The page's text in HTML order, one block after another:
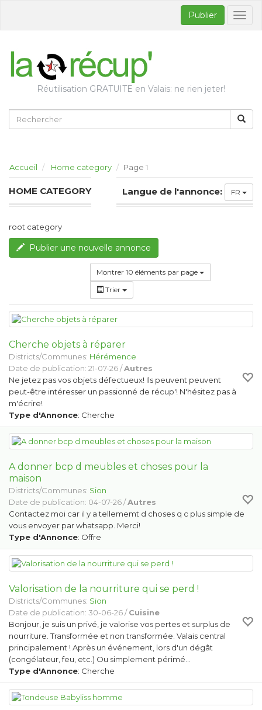
Publier
Réutilisation GRATUITE en Valais: ne rien jeter!
Accueil Home category Page 1
HOME CATEGORY Langue de l'annonce: FR
root category
Publier une nouvelle annonce
Montrer 10 éléments par page
Trier
Cherche objets à réparer
Districts/Communes: Hérémence
Date de publication: 21-07-26 /Autres
Ne jetez pas vos objets défectueux! Ils peuvent peuvent
peut-être intéresser un passionné de récup'! N'hésitez pas à
m'écrire!
Type d'Annonce: Cherche
A donner bcp d meubles et choses pour la
maison
Districts/Communes: Sion
Date de publication: 04-07-26 /Autres
Contactez moi car il y a tellememt d choses q c plus simple de
vous envoyer par whatsapp. Merci!
Type d'Annonce: Offre
Valorisation de la nourriture qui se perd !
Districts/Communes: Sion
Date de publication: 30-06-26 /Cuisine
Bonjour, je suis un privé, je valorise vos pertes et surplus de
nourriture. Transformée et non transformée. Valais central
principalement ! Après un événement, lors d'un dégât
(congélateur, feu, etc.) Ou simplement périmé…
Type d'Annonce: Cherche